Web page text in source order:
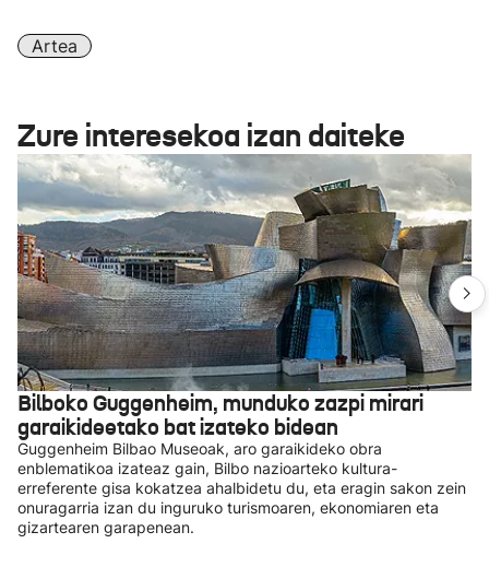
Artea
Zure interesekoa izan daiteke
Bilboko Guggenheim, munduko zazpi mirari
garaikideetako bat izateko bidean
Guggenheim Bilbao Museoak, aro garaikideko obra
enblematikoa izateaz gain, Bilbo nazioarteko kultura-
erreferente gisa kokatzea ahalbidetu du, eta eragin sakon zein
onuragarria izan du inguruko turismoaren, ekonomiaren eta
gizartearen garapenean.